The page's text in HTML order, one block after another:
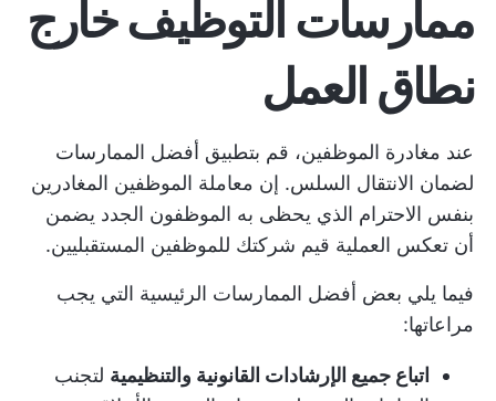
ممارسات التوظيف خارج
نطاق العمل
عند مغادرة الموظفين، قم بتطبيق أفضل الممارسات
لضمان الانتقال السلس. إن معاملة الموظفين المغادرين
بنفس الاحترام الذي يحظى به الموظفون الجدد يضمن
أن تعكس العملية قيم شركتك للموظفين المستقبليين.
فيما يلي بعض أفضل الممارسات الرئيسية التي يجب
مراعاتها:
اتباع جميع الإرشادات القانونية والتنظيمية لتجنب